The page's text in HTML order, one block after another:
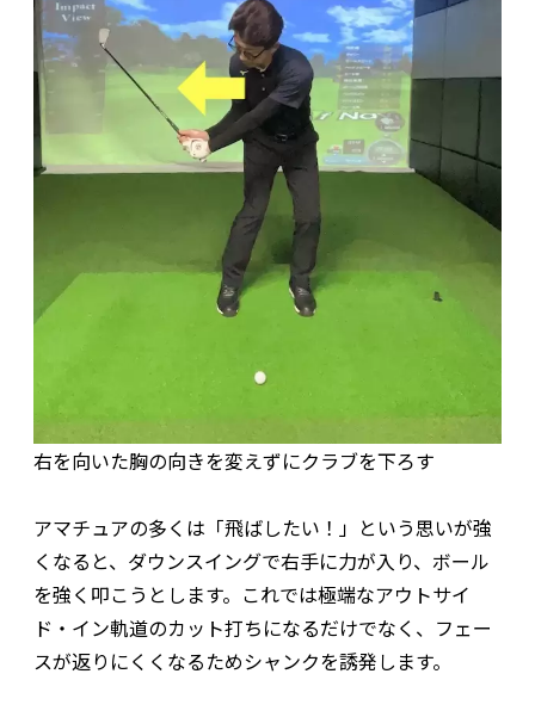
右を向いた胸の向きを変えずにクラブを下ろす
アマチュアの多くは「飛ばしたい！」という思いが強
くなると、ダウンスイングで右手に力が入り、ボール
を強く叩こうとします。これでは極端なアウトサイ
ド・イン軌道のカット打ちになるだけでなく、フェー
スが返りにくくなるためシャンクを誘発します。